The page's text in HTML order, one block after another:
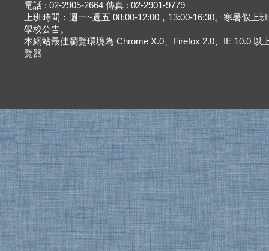
電話 : 02-2905-2664 傳真 : 02-2901-9779
上班時間：週一~週五 08:00-12:00，13:00-16:30。寒暑假上
學校公告。
本網站最佳瀏覽環境為 Chrome X.0、Firefox 2.0、IE 10.0 以
覽器